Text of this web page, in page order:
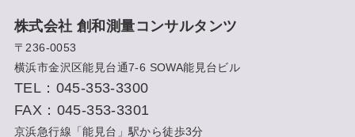
株式会社 創和測量コンサルタンツ
〒236-0053
横浜市金沢区能見台通7-6 SOWA能見台ビル
TEL：045-353-3300
FAX：045-353-3301
京浜急行線「能見台」駅から徒歩3分